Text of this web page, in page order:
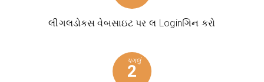
લીગલડોક્સ વેબસાઇટ પર લ Loginગિન કરો
પગલું
2